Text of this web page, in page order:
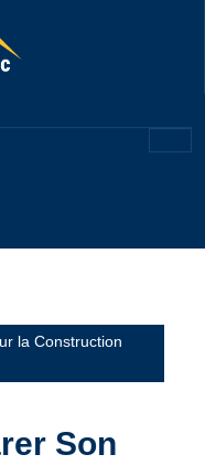
la Construction
Son